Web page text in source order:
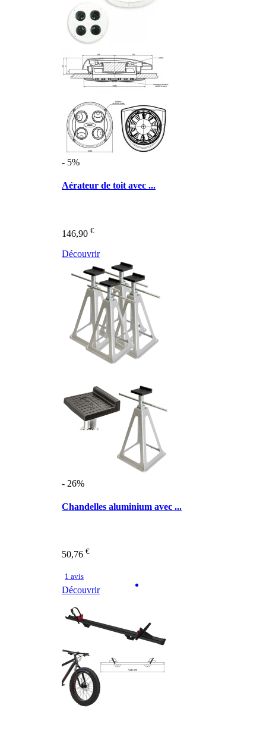
- 5%
Aérateur de toit avec ...
146,90 €
Découvrir
- 26%
Chandelles aluminium avec ...
50,76 €
1 avis
Découvrir